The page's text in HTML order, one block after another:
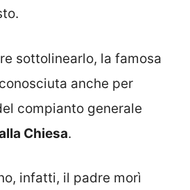
sottolinearlo, la famosa
anche per
compianto generale
Chiesa.
infatti, il padre morì